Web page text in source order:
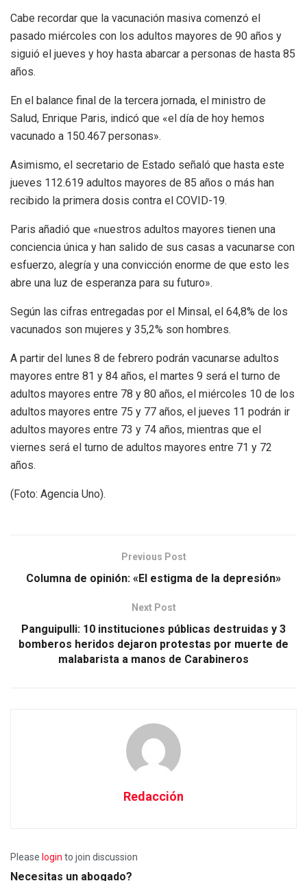
Cabe recordar que la vacunación masiva comenzó el
pasado miércoles con los adultos mayores de 90 años y
siguió el jueves y hoy hasta abarcar a personas de hasta 85
años.
En el balance final de la tercera jornada, el ministro de
Salud, Enrique Paris, indicó que «el día de hoy hemos
vacunado a 150.467 personas».
Asimismo, el secretario de Estado señaló que hasta este
jueves 112.619 adultos mayores de 85 años o más han
recibido la primera dosis contra el COVID-19.
Paris añadió que «nuestros adultos mayores tienen una
conciencia única y han salido de sus casas a vacunarse con
esfuerzo, alegría y una convicción enorme de que esto les
abre una luz de esperanza para su futuro».
Según las cifras entregadas por el Minsal, el 64,8% de los
vacunados son mujeres y 35,2% son hombres.
A partir del lunes 8 de febrero podrán vacunarse adultos
mayores entre 81 y 84 años, el martes 9 será el turno de
adultos mayores entre 78 y 80 años, el miércoles 10 de los
adultos mayores entre 75 y 77 años, el jueves 11 podrán ir
adultos mayores entre 73 y 74 años, mientras que el
viernes será el turno de adultos mayores entre 71 y 72
años.
(Foto: Agencia Uno).
Previous Post
Columna de opinión: «El estigma de la depresión»
Next Post
Panguipulli: 10 instituciones públicas destruidas y 3
bomberos heridos dejaron protestas por muerte de
malabarista a manos de Carabineros
Redacción
Please login to join discussion
Necesitas un abogado?